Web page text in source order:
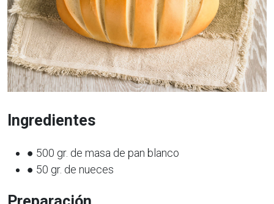
Ingredientes
● 500 gr. de masa de pan blanco
● 50 gr. de nueces